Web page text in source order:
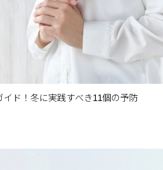
イド！冬に実践すべき11個の予防